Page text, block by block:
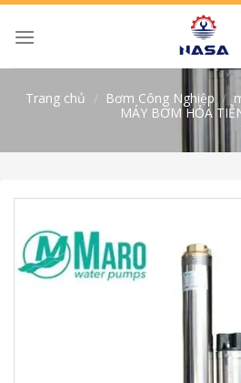
Skip
Trang chủ / Bơm Công Nghiệp /
MÁY BƠM HỎA